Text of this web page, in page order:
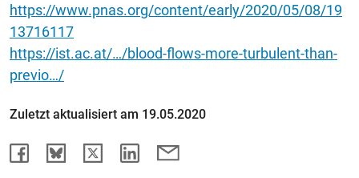
https://www.pnas.org/content/early/2020/05/08/19
13716117
https://ist.ac.at/…/blood-flows-more-turbulent-than-
previo…/
Zuletzt aktualisiert am 19.05.2020